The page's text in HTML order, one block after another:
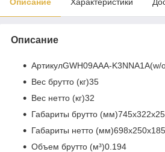
Описание
АртикулGWH09AAA-K3NNA1A(w/
Вес брутто (кг)35
Вес нетто (кг)32
Габариты брутто
Габариты нетто
Объем брутто (м³)0.194